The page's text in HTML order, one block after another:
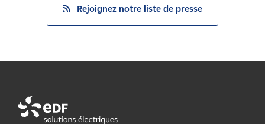
Rejoignez notre liste de presse